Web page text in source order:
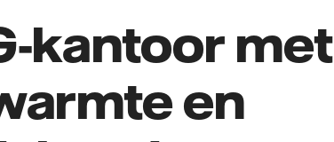
kantoor met
en